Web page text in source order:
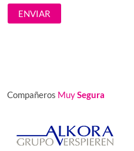
Compañeros MuySegura